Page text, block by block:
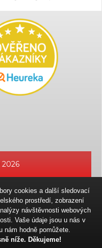
cookies a další sledovací
prostředí, zobrazení
návštěvnosti webových
Vaše údaje jsou u nás v
nám hodně pomůžete.
níže. Děkujeme!